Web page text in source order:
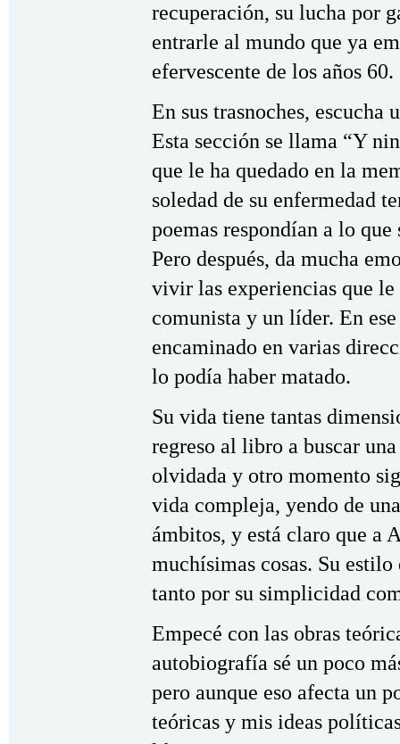
recuperación, su lucha por
entrarle al mundo que ya
efervescente de los años 60.
En sus trasnoches, escucha
Esta sección se llama “Y
que le ha quedado en la
soledad de su enfermedad
poemas respondían a lo
Pero después, da mucha
vivir las experiencias que
comunista y un líder. En
encaminado en varias
lo podía haber matado.
Su vida tiene tantas
regreso al libro a buscar
olvidada y otro momento
vida compleja, yendo de
ámbitos, y está claro que a
muchísimas cosas. Su
tanto por su simplicidad
Empecé con las obras
autobiografía sé un poco
pero aunque eso afecta un
teóricas y mis ideas